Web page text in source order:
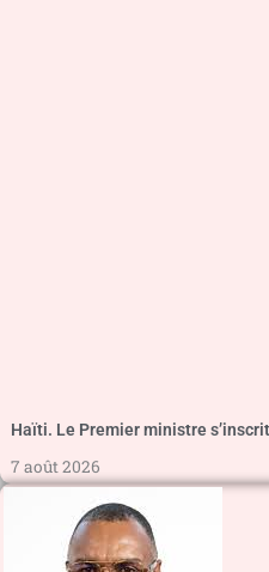
Haïti. Le Premier ministre
7 août 2026